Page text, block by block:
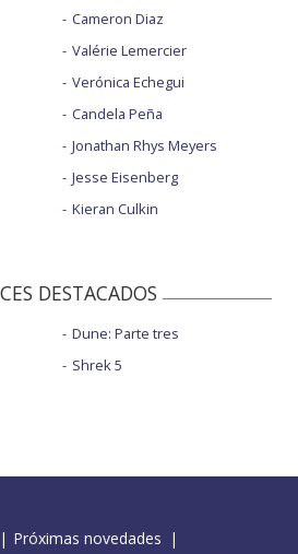
Cameron Diaz
Valérie Lemercier
Verónica Echegui
Candela Peña
Jonathan Rhys Meyers
Jesse Eisenberg
Kieran Culkin
DESTACADOS
Dune: Parte tres
Shrek 5
Próximas novedades